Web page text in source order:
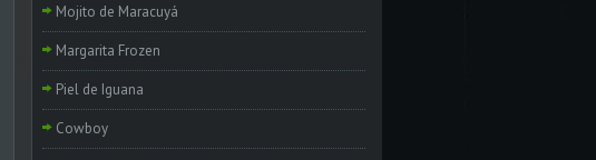
Mojito de Maracuyá
Margarita Frozen
Piel de Iguana
Cowboy